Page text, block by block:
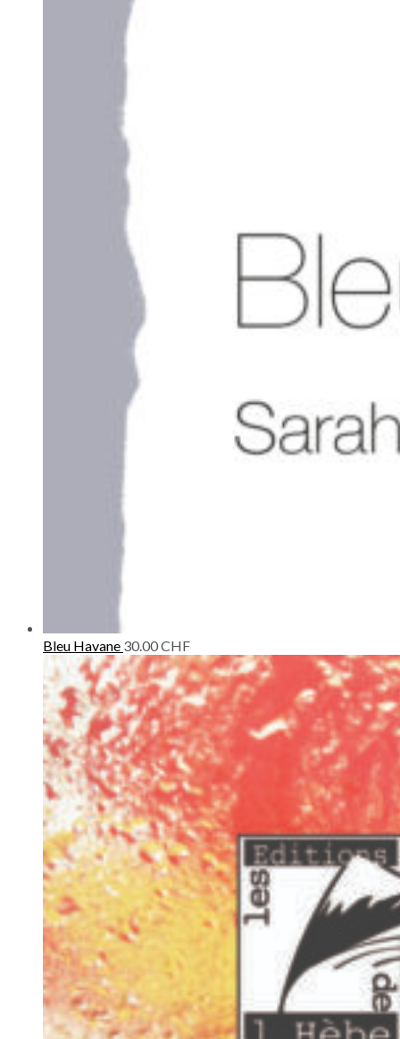
Bleu Havane 30.00CHF